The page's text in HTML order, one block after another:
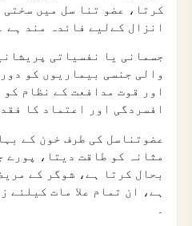
کرتا، عضو تنا سل میں
انزال کےلیے فائدہ مند ہے ۔
جسمانی یا نفسیاتی
والی جنسی بیماریوں کو
اور قوت مدافعت کے نظام
افسردگی اور اعتماد کا
عضوتناسل کی طرف خون کے
مثانہ کو طاقت دیتا، پورے
بحال کرتا ہے، شوگر کے
ہے، ان تمام علا مات کیلئے